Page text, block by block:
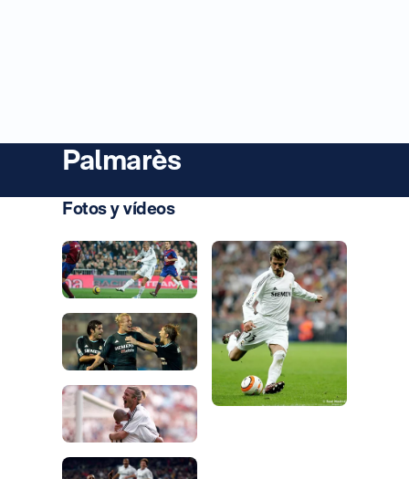
Palmarès
Fotos y vídeos
Photo: Real Madrid
Photo: Real Madrid
Photo: Real Madrid
Photo: Real Madrid